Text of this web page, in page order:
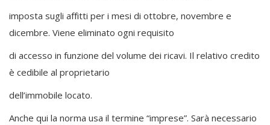
imposta sugli affitti per i mesi di ottobre, novembre e
dicembre. Viene eliminato ogni requisito
di accesso in funzione del volume dei ricavi. Il relativo credito
è cedibile al proprietario
dell’immobile locato.
Anche qui la norma usa il termine “imprese”. Sarà necessario